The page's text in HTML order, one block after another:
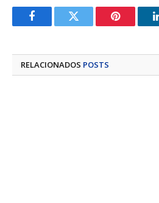
FacebookTwitter Pinterest
RELACIONADOS POSTS